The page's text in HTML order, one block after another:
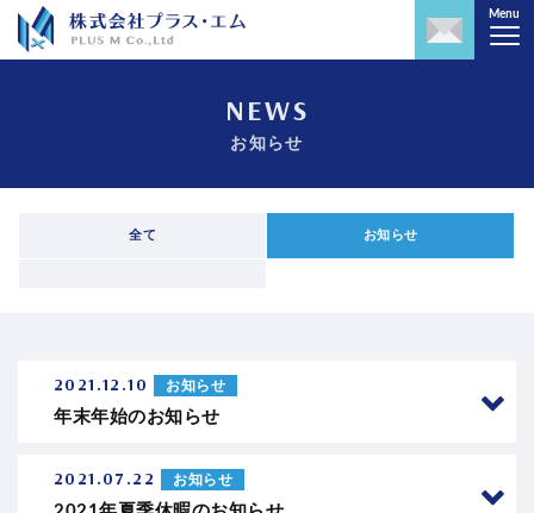
Menu
株式会社プラス・エム｜
NEWS
お知らせ
全て お知らせ
2021.12.10 お知らせ
年末年始のお知らせ
2021.07.22 お知らせ